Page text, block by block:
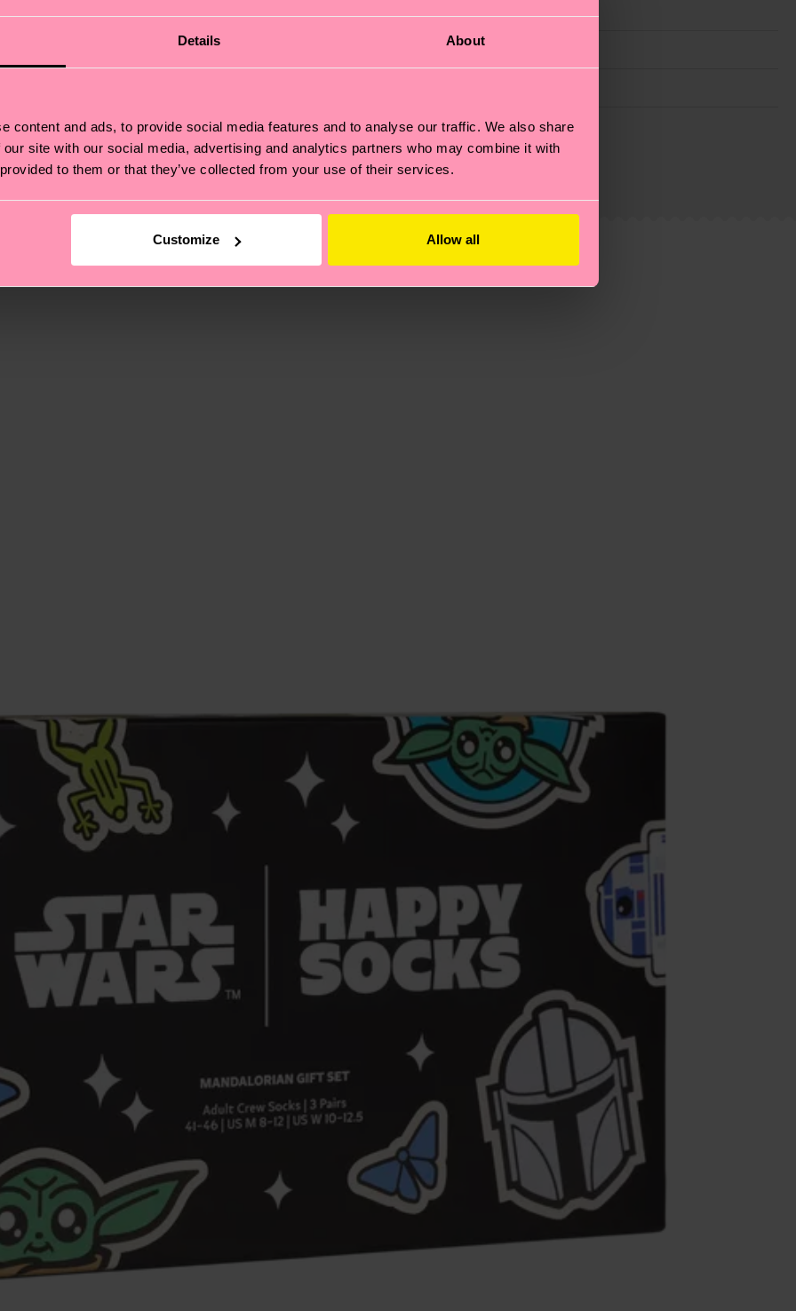
Details About
content and ads, to provide social media features and to analyse our traffic. We also share
site with our social media, advertising and analytics partners who may combine it with
to them or that they’ve collected from your use of their services.
Customize Allow all
si ferma alla qualità o alle certificazioni, ma include filiere etiche, meno emissioni, amore per i calzini… e
scoprire tutti i nostri segreti (e qualche dritta utile)? Dai un’occhiata alla nostra
è di 5-8 giorni lavorativi. Tieni presente che si tratta solo di una stima: la consegna effettiva
trovare le risposte alle domande più comuni.